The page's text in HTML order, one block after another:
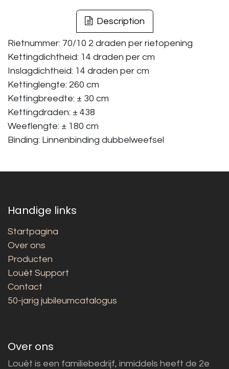
Description
Rietnummer: 70/10 2 draden per rietopening
Kettingdichtheid: 14 draden per cm
Inslagdichtheid: 14 draden per cm
Kettinglengte: 260 cm
Kettingbreedte: ± 30 cm
Kettingdraden: ± 438
Weeflengte: ± 180 cm
Binding: Linnenbinding dubbelweefsel
Handige links
Startpagina
Over ons
Producten
Louët Support
Contact
50-jarig jubileumcatalogus
Over ons
Louët is een familiebedrijf, inmiddels heeft de 2e